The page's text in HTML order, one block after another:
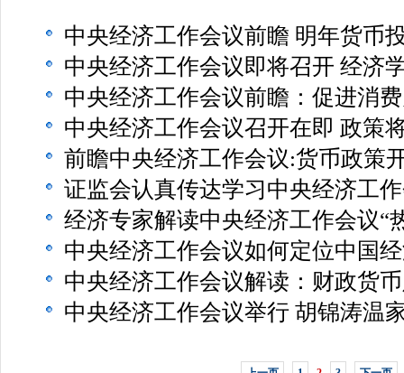
中央经济工作会议前瞻 明年货币
中央经济工作会议即将召开 经济
中央经济工作会议前瞻：促进消
中央经济工作会议召开在即 政策
前瞻中央经济工作会议:货币政策
证监会认真传达学习中央经济工
经济专家解读中央经济工作会议“
中央经济工作会议如何定位中国
中央经济工作会议解读：财政货
中央经济工作会议举行 胡锦涛温